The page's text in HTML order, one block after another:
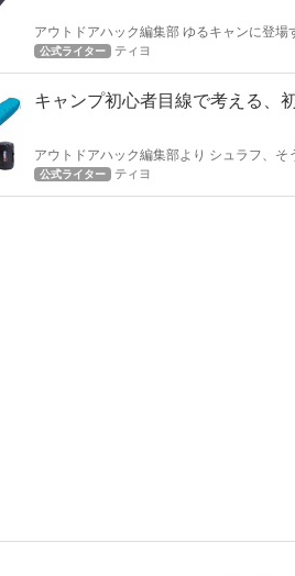
アウトドアハック編集部 ゆるキャンに登
はシュラフ編。 ゆるキャンに登場するメ
公式ライター ティヨ
キャンプ初心者目線で考える、
アウトドアハック編集部より シュラフ、
もノンブランドも含めて膨大なシュラフが
公式ライター ティヨ